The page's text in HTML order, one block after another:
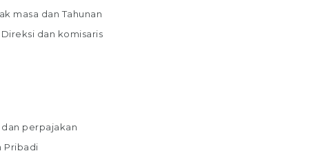
masa dan Tahunan
dan komisaris
dan perpajakan
Pribadi